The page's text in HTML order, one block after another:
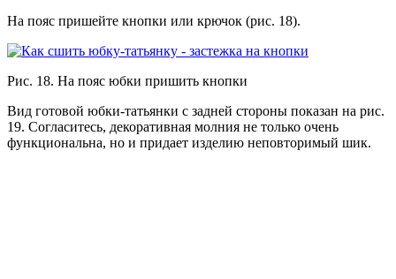
На пояс пришейте кнопки или крючок (рис. 18).
Рис. 18. На пояс юбки пришить кнопки
Вид готовой юбки-татьянки с задней стороны показан на рис.
19. Согласитесь, декоративная молния не только очень
функциональна, но и придает изделию неповторимый шик.